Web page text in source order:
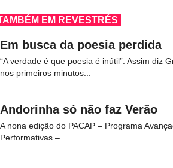
EM REVESTRÉS
Em busca da poesia perdida
“A verdade é que poesia é inútil”. Assim diz
nos primeiros minutos...
Andorinha só não faz Verão
A nona edição do PACAP – Programa
Performativas –...